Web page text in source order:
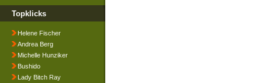
Topklicks
Helene Fischer
Andrea Berg
Michelle Hunziker
Bushido
Lady Bitch Ray